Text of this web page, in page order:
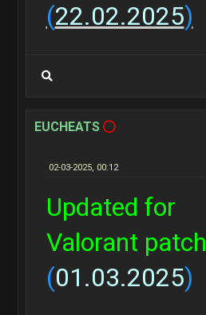
(22.02.2025)
EUCHEATS
02-03-2025, 00:12
Updated for
Valorant patch
(01.03.2025)